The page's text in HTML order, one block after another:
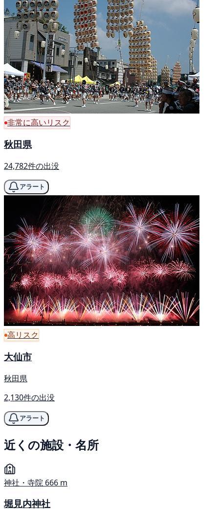
非常に高いリスク
秋田県
24,782件の出没
アラート
高リスク
大仙市
秋田県
2,130件の出没
アラート
近くの施設・名所
神社・寺院 666 m
堀見内神社